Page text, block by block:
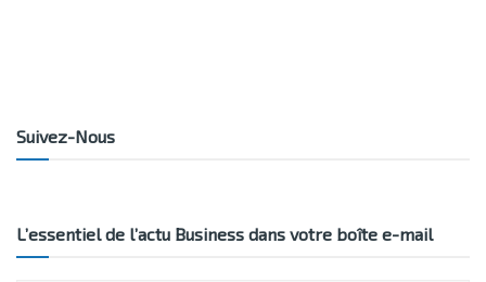
Suivez-Nous
L’essentiel de l’actu Business dans votre boîte e-mail